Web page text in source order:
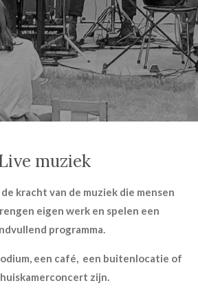
muziek
kracht van de muziek die mensen
eigen werk en spelen een
programma.
een café, een buitenlocatie of
zijn.